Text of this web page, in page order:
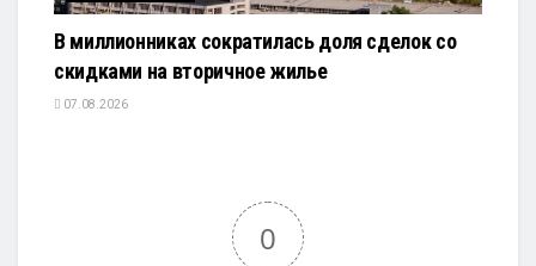
В миллионниках сократилась доля сделок со
скидками на вторичное жилье
07.08.2026
0